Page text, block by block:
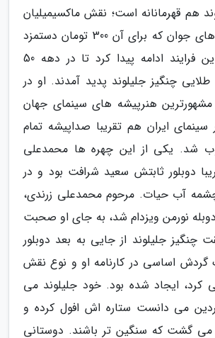
هم قهرمانانه است؛ نقش ماکسیمیلیان
شل در فیلم شیر های جوان که برای آن 300 تومان دستمزد
گرفت. بعد هم این فرایند ادامه پیدا کرد تا در دهه 50
چنگیز جلیلوند پدید آمدند. او در
هنرپیشه های سینمای جهان
ایران هم تقریبا صداپیشه تمام
شد. یکی از این چهره ها محمدعلی
دوبلور ثابتش سعید شرافت بود و در
آب حیات. مرحوم محمدعلی زرندی،
نورمن ویزدام شد، به جای او صحبت
چنگیز جلیلوند از جایی به بعد دوبلور
اساسی در کارنامه او و نوع نقش
کرد، ایجاد شده بود. خود جلیلوند می
می دانست ستاره اش افول کرده و
می گشت که سنگین تر باشند. دوستانی